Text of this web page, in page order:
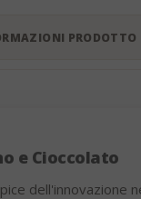
e Cioccolato
PRODOTTO